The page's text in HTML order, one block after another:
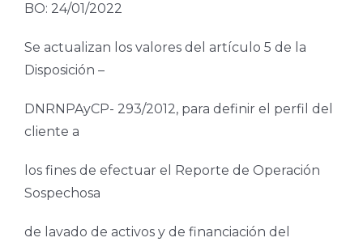
BO: 24/01/2022
Se actualizan los valores del artículo 5 de la
Disposición –
DNRNPAyCP- 293/2012, para definir el perfil del
cliente a
los fines de efectuar el Reporte de Operación
Sospechosa
de lavado de activos y de financiación del